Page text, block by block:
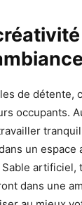
de détente,
occupants.
un espace
artificiel,
dans une